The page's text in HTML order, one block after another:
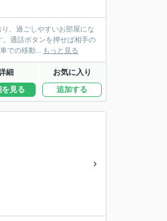
、過ごしやすいお部屋にな
通話ボタンを押せば相手の
での移動... もっと見る
細 お気に入り
見る 追加する